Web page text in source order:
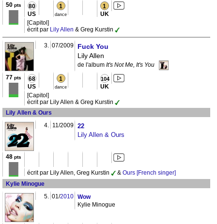
50 pts 80
US
1
dance
1
UK
[Capitol]
écrit par Lily Allen & Greg Kurstin
3. 07/2009
Fuck You
Lily Allen
de l'album It's Not Me, It's You
77 pts 68
US
1
dance
104
UK
[Capitol]
écrit par Lily Allen & Greg Kurstin
Lily Allen & Ours
4. 11/2009
22
Lily Allen & Ours
48 pts
écrit par Lily Allen, Greg Kurstin & Ours [French singer]
Kylie Minogue
5. 01/2010 Wow
Kylie Minogue